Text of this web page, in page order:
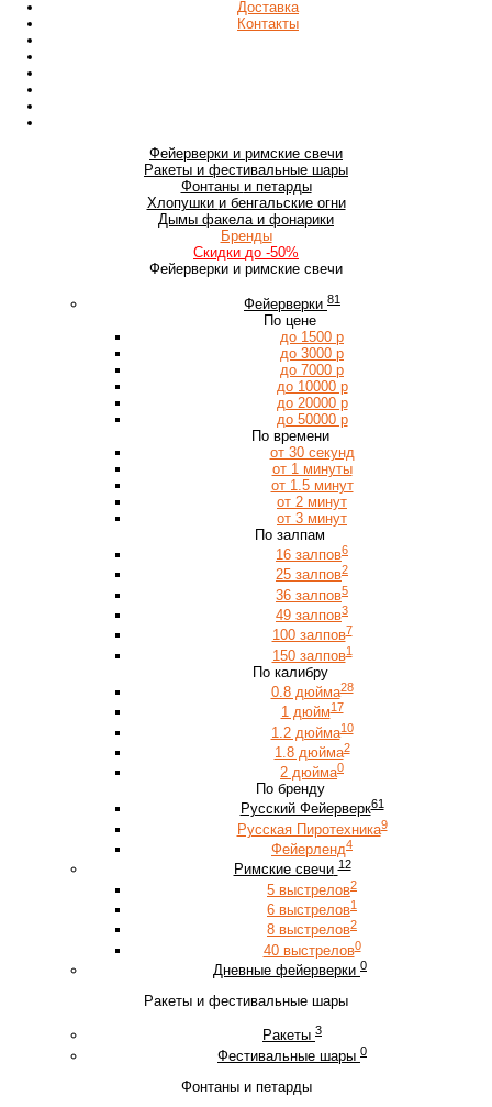
Доставка
Контакты
Фейерверки и римские свечи
Ракеты и фестивальные шары
Фонтаны и петарды
Хлопушки и бенгальские огни
Дымы факела и фонарики
Бренды
Скидки до -50%
Фейерверки и римские свечи
Фейерверки 81
По цене
до 1500 р
до 3000 р
до 7000 р
до 10000 р
до 20000 р
до 50000 р
По времени
от 30 секунд
от 1 минуты
от 1.5 минут
от 2 минут
от 3 минут
По залпам
16 залпов6
25 залпов2
36 залпов5
49 залпов3
100 залпов7
150 залпов1
По калибру
0.8 дюйма28
1 дюйм17
1.2 дюйма10
1.8 дюйма2
2 дюйма0
По бренду
Русский Фейерверк61
Русская Пиротехника9
Фейерленд4
Римские свечи 12
5 выстрелов2
6 выстрелов1
8 выстрелов2
40 выстрелов0
Дневные фейерверки 0
Ракеты и фестивальные шары
Ракеты 3
Фестивальные шары 0
Фонтаны и петарды